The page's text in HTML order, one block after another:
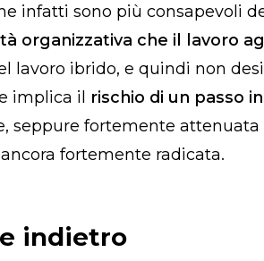
infatti sono più consapevoli
organizzativa che il lavoro
lavoro ibrido, e quindi non
implica il rischio di un passo
seppure fortemente attenuata
fortemente radicata.
indietro